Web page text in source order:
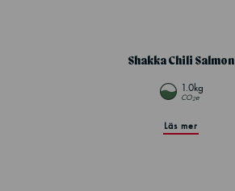
Shakka Chili Salmon
1.0kg
CO2e
Läs mer